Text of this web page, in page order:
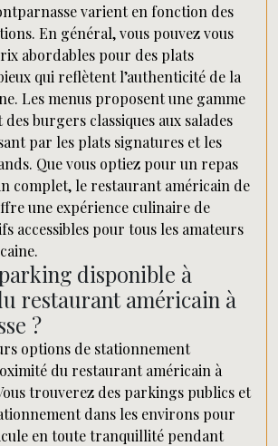
varient en fonction des
En général, vous pouvez vous
abordables pour des plats
qui reflètent l’authenticité de la
Les menus proposent une gamme
burgers classiques aux salades
par les plats signatures et les
Que vous optiez pour un repas
complet, le restaurant américain de
une expérience culinaire de
accessibles pour tous les amateurs
disponible à
restaurant américain à
?
options de stationnement
du restaurant américain à
trouverez des parkings publics et
dans les environs pour
en toute tranquillité pendant